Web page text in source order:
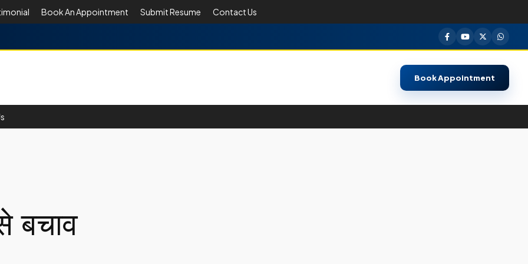
Book An Appointment Submit Resume Contact Us
Book Appointment
बचाव